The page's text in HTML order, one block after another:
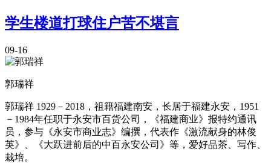
学生楼道打球住户苦不堪言
09-16
郭瑞祥
郭瑞祥 1929－2018，祖籍福建南安，长居于福建永安，1951
－1984年任职于永安市百货公司，《福建商业》报特约通讯
员，参与《永安市商业志》编撰，代表作《激流献身的林俊
英》、《大跃进前后的中百永安公司》等，爱好品茶、写作、
栽培。